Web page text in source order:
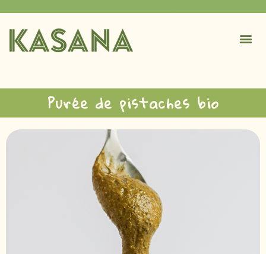
Purée de pistaches bio